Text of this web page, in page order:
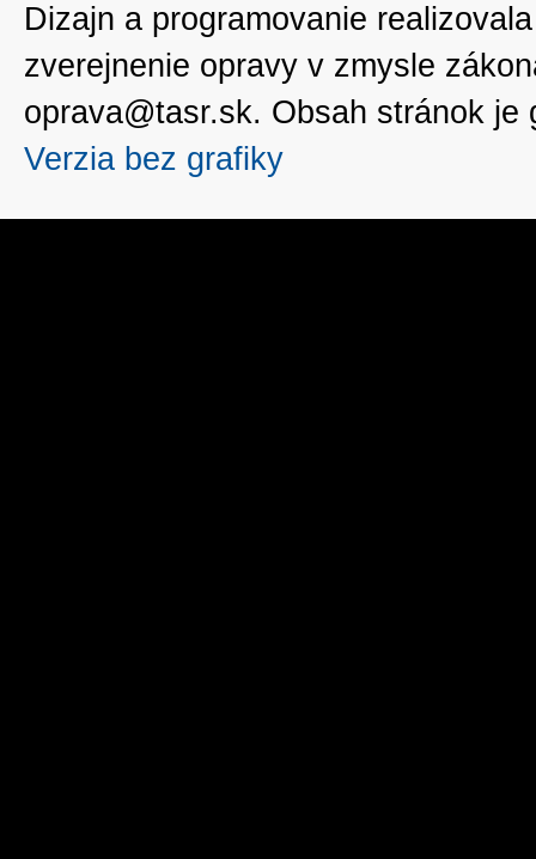
Dizajn a programovanie
zverejnenie opravy v zmysle
oprava@tasr.sk. Obsah stránok
Verzia bez grafiky